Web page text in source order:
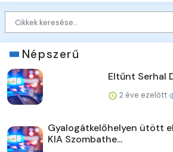
Népszerű
Eltűnt Serhal
2 éve ezelőtt
Gyalogátkelőhelyen ütött
KIA Szombathe...